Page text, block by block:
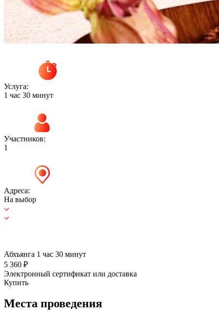
Услуга:
1 час 30 минут
Участников:
1
Адреса:
На выбор
Абхъянга 1 час 30 минут
5 360 ₽
Электронный сертификат или доставка
Купить
Места проведения